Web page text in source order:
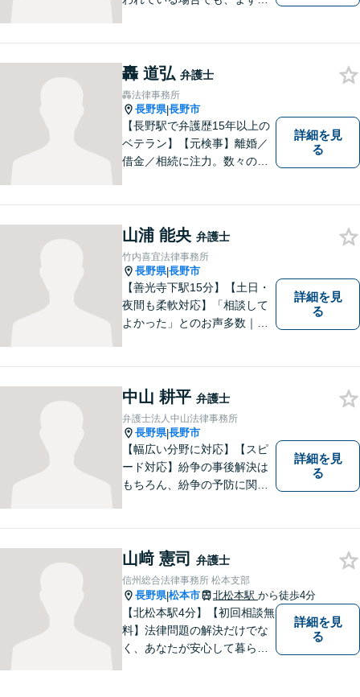
轟 道弘 弁護士
轟法律事務所
長野県|長野市
【長野駅で弁護歴15年以上の
ベテラン】【元検事】離婚／
借金／相続に注力。数々の実
勢に合わせ、日々知見をアッ
プデートしながら事件に取り
組みます！【駐車場有】
詳細を見
る
山浦 能央 弁護士
竹内喜宜法律事務所
長野県|長野市
【善光寺下駅15分】【土日・
夜間も柔軟対応】「相談して
よかった」とのお声多数｜交
どんな小さなお悩みでも、ま
ずはお気軽にご相談くださ
い。【完全個室で相談】
詳細を見
る
中山 耕平 弁護士
弁護士法人中山法律事務所
長野県|長野市
【幅広い分野に対応】【スピ
ード対応】紛争の事後解決は
もちろん、紛争の予防に関す
する癖をつけることを勧めて
おります。早期相談が早期解
決に繋がりますのでお気軽に
ご相談ください。
詳細を見
る
山﨑 憲司 弁護士
信州総合法律事務所 松本支部
長野県|松本市 北松本駅 から徒歩4分
【北松本駅4分】【初回相談無
料】法律問題の解決だけでな
く、あなたが安心して暮らせ
詳細を見
る